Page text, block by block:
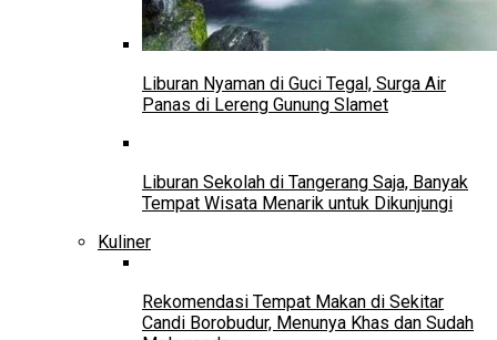
Liburan Nyaman di Guci Tegal, Surga Air
Panas di Lereng Gunung Slamet
Liburan Sekolah di Tangerang Saja, Banyak
Tempat Wisata Menarik untuk Dikunjungi
Kuliner
Rekomendasi Tempat Makan di Sekitar
Candi Borobudur, Menunya Khas dan Sudah